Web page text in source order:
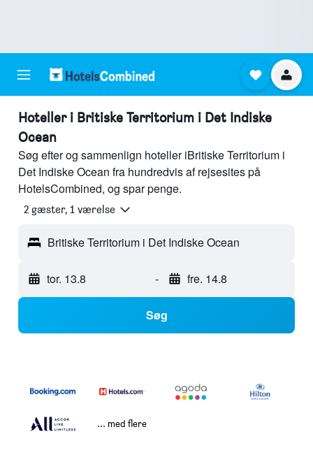
Hoteller i Britiske Territorium i Det Indiske
Ocean
Søg efter og sammenlign hoteller iBritiske Territorium i
Det Indiske Ocean fra hundredvis af rejsesites på
HotelsCombined, og spar penge.
2 gæster, 1 værelse
Britiske Territorium i Det Indiske Ocean
tor. 13.8 - fre. 14.8
Søg
... med flere